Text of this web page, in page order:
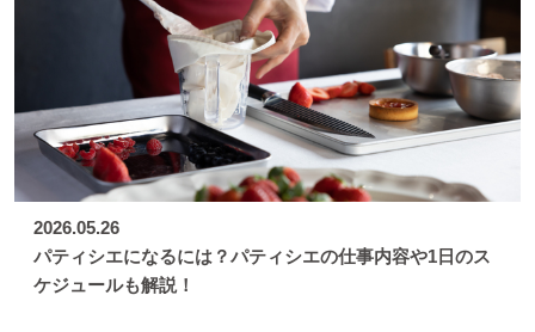
2026.05.26
パティシエになるには？パティシエの仕事内容や1日のス
ケジュールも解説！